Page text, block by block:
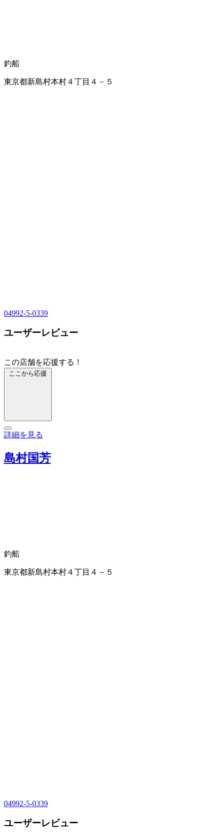
釣船
東京都新島村本村４丁目４－５
04992-5-0339
ユーザーレビュー
この店舗を応援する！
ここから応援
詳細を見る
島村国芳
釣船
東京都新島村本村４丁目４－５
04992-5-0339
ユーザーレビュー